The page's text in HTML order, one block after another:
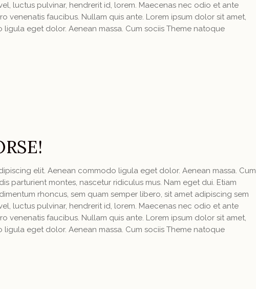
luctus pulvinar, hendrerit id, lorem. Maecenas nec odio et ante
venenatis faucibus. Nullam quis ante. Lorem ipsum dolor sit amet,
eget dolor. Aenean massa. Cum sociis Theme natoque
elit. Aenean commodo ligula eget dolor. Aenean massa. Cum
parturient montes, nascetur ridiculus mus. Nam eget dui. Etiam
rhoncus, sem quam semper libero, sit amet adipiscing sem
luctus pulvinar, hendrerit id, lorem. Maecenas nec odio et ante
venenatis faucibus. Nullam quis ante. Lorem ipsum dolor sit amet,
eget dolor. Aenean massa. Cum sociis Theme natoque